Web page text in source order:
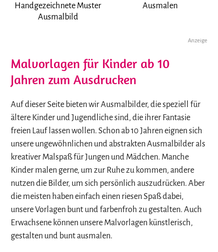
Handgezeichnete Muster
Ausmalbild
Ausmalen
Anzeige
Malvorlagen für Kinder ab 10
Jahren zum Ausdrucken
Auf dieser Seite bieten wir Ausmalbilder, die speziell für
ältere Kinder und Jugendliche sind, die ihrer Fantasie
freien Lauf lassen wollen. Schon ab 10 Jahren eignen sich
unsere ungewöhnlichen und abstrakten Ausmalbilder als
kreativer Malspaß für Jungen und Mädchen. Manche
Kinder malen gerne, um zur Ruhe zu kommen, andere
nutzen die Bilder, um sich persönlich auszudrücken. Aber
die meisten haben einfach einen riesen Spaß dabei,
unsere Vorlagen bunt und farbenfroh zu gestalten. Auch
Erwachsene können unsere Malvorlagen künstlerisch,
gestalten und bunt ausmalen.